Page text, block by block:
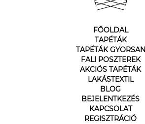
FŐOLDAL
TAPÉTÁK
TAPÉTÁK GYORSAN
FALI POSZTEREK
AKCIÓS TAPÉTÁK
LAKÁSTEXTIL
BLOG
BEJELENTKEZÉS
KAPCSOLAT
REGISZTRÁCIÓ